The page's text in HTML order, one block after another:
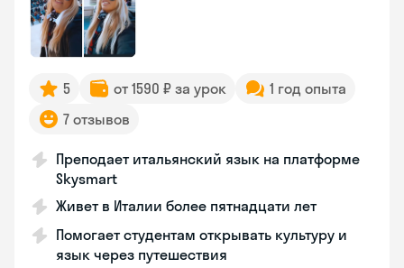
5 от 1590 ₽ за урок
1 год опыта
7 отзывов
Преподает итальянский язык на платформе
Skysmart
Живет в Италии более пятнадцати лет
Помогает студентам открывать культуру и
язык через путешествия